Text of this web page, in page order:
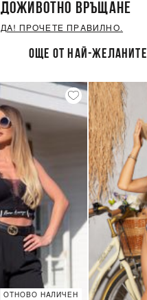
ДОЖИВОТНО ВРЪЩАНЕ
ДА! ПРОЧЕТЕ ПРАВИЛНО.
ОЩЕ ОТ НАЙ-ЖЕЛАНИТЕ
ОТНОВО НАЛИЧЕН